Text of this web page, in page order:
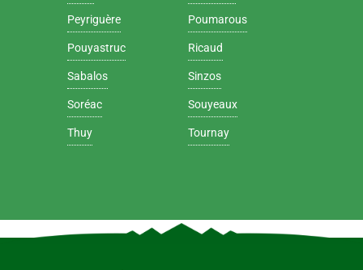
Peyriguère Poumarous
Pouyastruc Ricaud
Sabalos Sinzos
Soréac Souyeaux
Thuy Tournay